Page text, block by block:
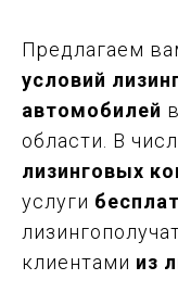
Предлагаем
условий
автомобилей
области. В
лизинговых
услуги
клиентами из